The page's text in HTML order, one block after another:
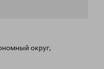
округ,